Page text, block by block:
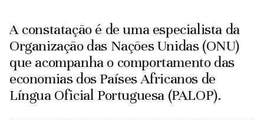
A constatação é de uma especialista da
Organização das Nações Unidas (ONU)
que acompanha o comportamento das
economias dos Países Africanos de
Língua Oficial Portuguesa (PALOP).